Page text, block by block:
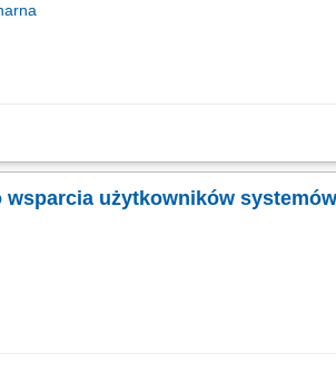
i oprogramowaniem. Diagnostyka oraz
użytkowników